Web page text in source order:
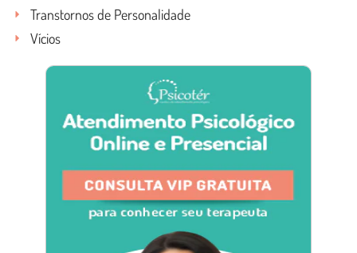
Transtornos de Personalidade
Vícios